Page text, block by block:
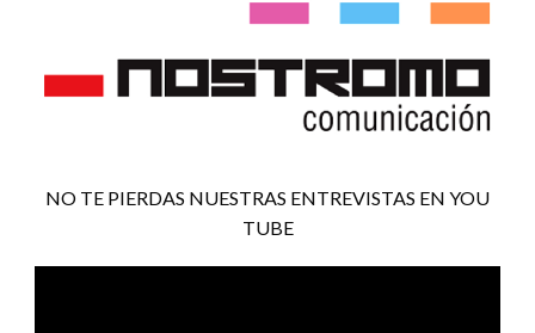
NO TE PIERDAS NUESTRAS ENTREVISTAS EN YOU
TUBE